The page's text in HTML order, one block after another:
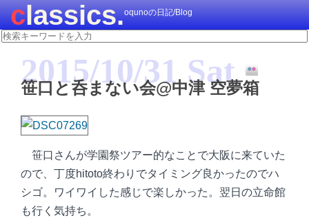
classics.oqunoの日記/Blog
2015/10/31 Sat
笹口と呑まない会@中津 空夢箱
笹口さんが学園祭ツアー的なことで大阪に来ていた
ので、丁度hitoto終わりでタイミング良かったのでハ
シゴ。ワイワイした感じで楽しかった。翌日の立命館
も行く気持ち。